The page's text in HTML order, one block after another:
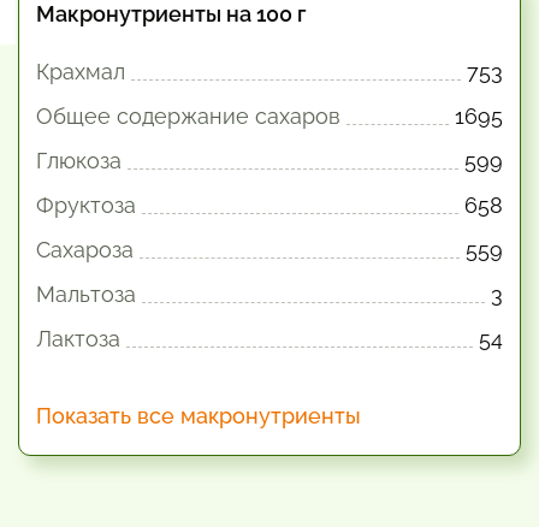
Макронутриенты на 100 г
Крахмал
753
Общее содержание сахаров
1695
Глюкоза
599
Фруктоза
658
Сахароза
559
Мальтоза
3
Лактоза
54
Показать все макронутриенты